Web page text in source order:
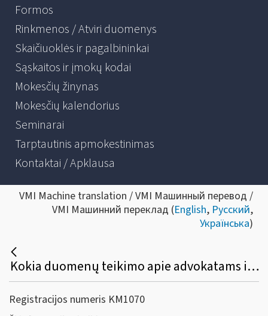
Formos
Rinkmenos / Atviri duomenys
Skaičiuoklės ir pagalbininkai
Sąskaitos ir įmokų kodai
Mokesčių žinynas
Mokesčių kalendorius
Seminarai
Tarptautinis apmokestinimas
Kontaktai / Apklausa
VMI Machine translation / VMI Машинный перевод /
VMI Машинний переклад (English, Русский,
Українська)
Kokia duomenų teikimo apie advokatams išmokėtas B klasės išmokas tvarka?
Registracijos numeris KM1070